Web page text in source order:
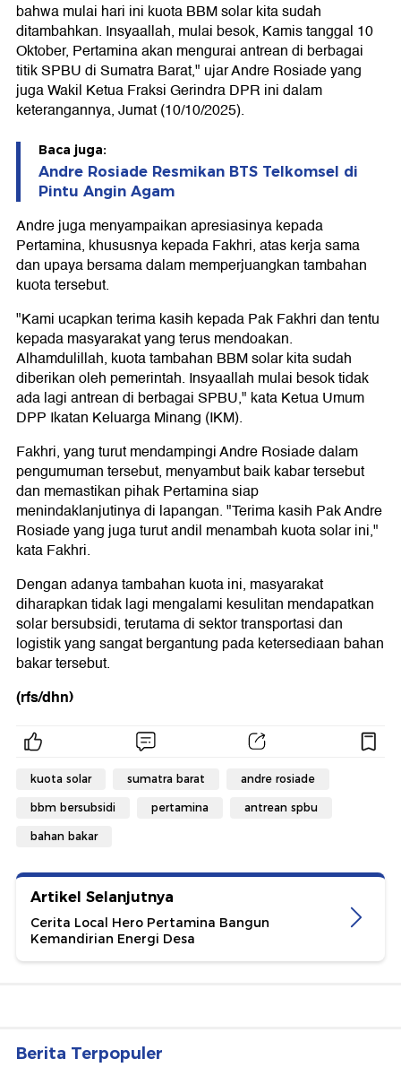
bahwa mulai hari ini kuota BBM solar kita sudah
ditambahkan. Insyaallah, mulai besok, Kamis tanggal 10
Oktober, Pertamina akan mengurai antrean di berbagai
titik SPBU di Sumatra Barat," ujar Andre Rosiade yang
juga Wakil Ketua Fraksi Gerindra DPR ini dalam
keterangannya, Jumat (10/10/2025).
Baca juga:
Andre Rosiade Resmikan BTS Telkomsel di
Pintu Angin Agam
Andre juga menyampaikan apresiasinya kepada
Pertamina, khususnya kepada Fakhri, atas kerja sama
dan upaya bersama dalam memperjuangkan tambahan
kuota tersebut.
"Kami ucapkan terima kasih kepada Pak Fakhri dan tentu
kepada masyarakat yang terus mendoakan.
Alhamdulillah, kuota tambahan BBM solar kita sudah
diberikan oleh pemerintah. Insyaallah mulai besok tidak
ada lagi antrean di berbagai SPBU," kata Ketua Umum
DPP Ikatan Keluarga Minang (IKM).
Fakhri, yang turut mendampingi Andre Rosiade dalam
pengumuman tersebut, menyambut baik kabar tersebut
dan memastikan pihak Pertamina siap
menindaklanjutinya di lapangan. "Terima kasih Pak Andre
Rosiade yang juga turut andil menambah kuota solar ini,"
kata Fakhri.
Dengan adanya tambahan kuota ini, masyarakat
diharapkan tidak lagi mengalami kesulitan mendapatkan
solar bersubsidi, terutama di sektor transportasi dan
logistik yang sangat bergantung pada ketersediaan bahan
bakar tersebut.
(rfs/dhn)
kuota solar sumatra barat andre rosiade
bbm bersubsidi pertamina antrean spbu
bahan bakar
Artikel Selanjutnya
Cerita Local Hero Pertamina Bangun
Kemandirian Energi Desa
Berita Terpopuler